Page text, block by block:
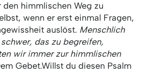
himmlischen Weg zu
wenn er erst einmal Fragen,
auslöst. Menschlich
das zu begreifen,
wir immer zur himmlischen
Gebet.Willst du diesen Psalm